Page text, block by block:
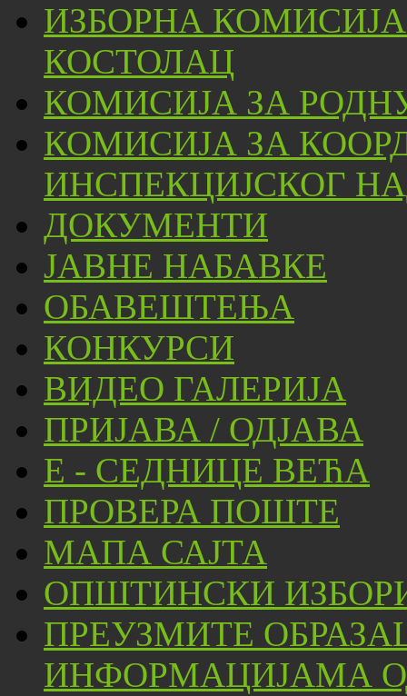
ИЗБОРНА
КОСТОЛАЦ
КОМИСИЈА ЗА
КОМИСИЈА ЗА
ИНСПЕКЦИЈСКОГ
ДОКУМЕНТИ
ЈАВНЕ НАБАВКЕ
ОБАВЕШТЕЊА
КОНКУРСИ
ВИДЕО ГАЛЕРИЈА
ПРИЈАВА / ОДЈАВА
Е - СЕДНИЦЕ ВЕЋА
ПРОВЕРА ПОШТЕ
МАПА САЈТА
ОПШТИНСКИ
ПРЕУЗМИТЕ
ИНФОРМАЦИЈАМА